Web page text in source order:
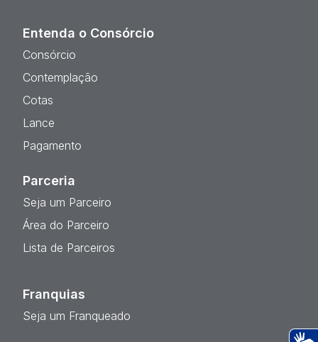
Entenda o Consórcio
Consórcio
Contemplação
Cotas
Lance
Pagamento
Parceria
Seja um Parceiro
Área do Parceiro
Lista de Parceiros
Franquias
Seja um Franqueado